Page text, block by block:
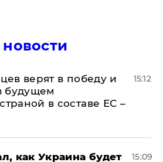
верят в победу и
будущем
в составе ЕС –
15:12
как Украина будет
15:09